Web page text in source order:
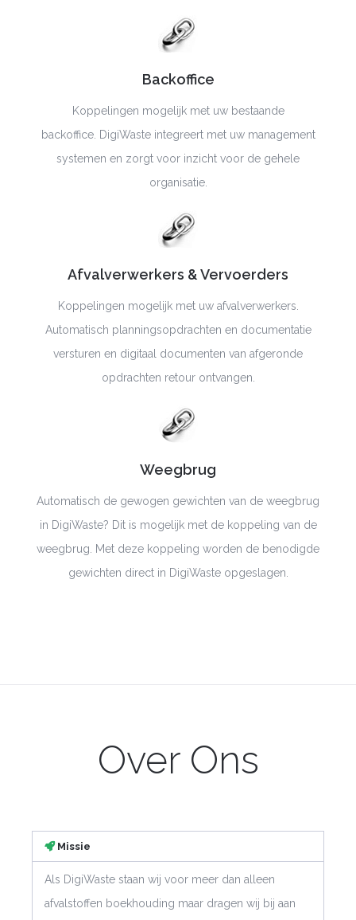
Backoffice
Koppelingen mogelijk met uw bestaande
backoffice. DigiWasteintegreert met uw management
systemen en zorgt voor inzicht voor de gehele
organisatie.
Afvalverwerkers & Vervoerders
Koppelingen mogelijk met uw afvalverwerkers
Automatisch planningsopdrachten en documentatie
versturen en digitaal documenten van afgeronde
opdrachten retour ontvangen.
Weegbrug
Automatisch de gewogen gewichten van de weegbrug
in DigiWaste? Dit is mogelijk met de koppeling van de
weegbrug. Met deze koppeling worden de benodigde
gewichten direct in DigiWasteopgeslagen.
Over Ons
Missie
Als DigiWaste staan wij voor meer dan alleen
afvalstoffen boekhouding maar dragen wij bij aan